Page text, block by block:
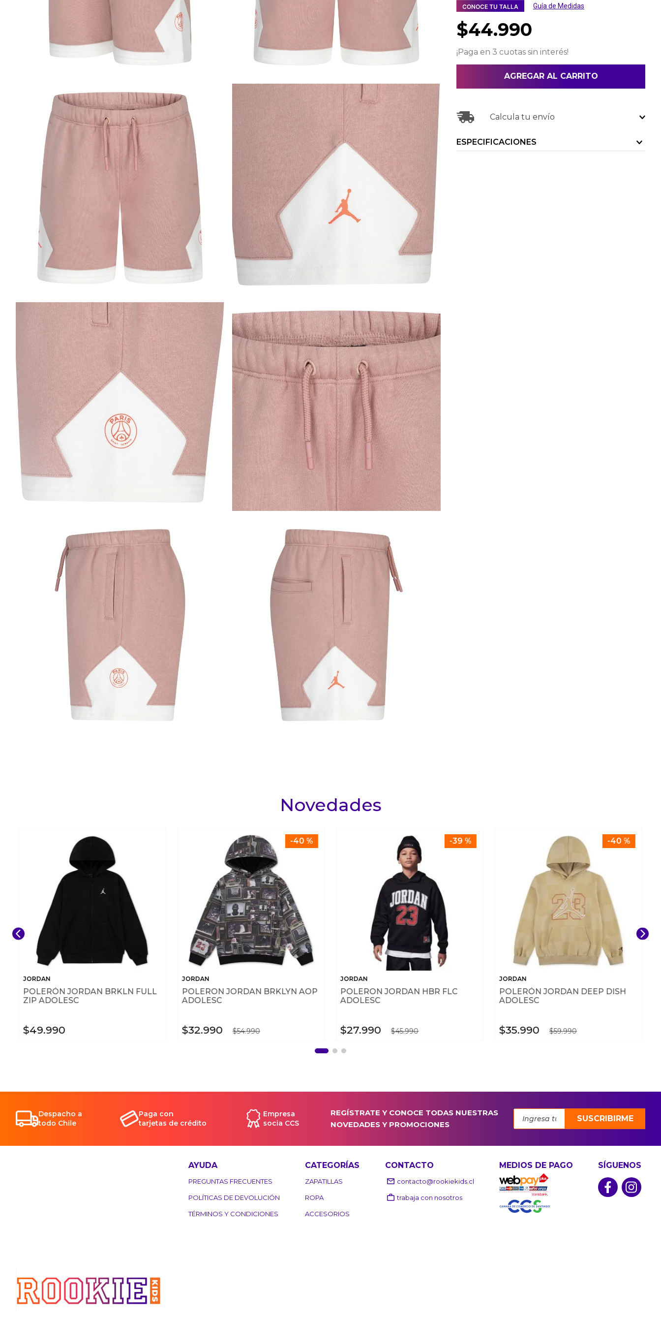
CONOCE TU TALLA Guía de Medidas
$44.990
¡Paga en 3 cuotas sin interés!
AGREGAR AL CARRITO
Calcula tu envío
ESPECIFICACIONES
Novedades
JORDAN
POLERÓN JORDAN BRKLN FULL
ZIP ADOLESC
$49.990
-40 %
JORDAN
POLERON JORDAN BRKLYN AOP
ADOLESC
$32.990 $54.990
-39 %
JORDAN
POLERON JORDAN HBR FLC
ADOLESC
$27.990 $45.990
-40 %
JORDAN
POLERÓN JORDAN DEEP DISH
ADOLESC
$35.990 $59.990
Despacho a
todo Chile
Paga con
tarjetas de crédito
Empresa
socia CCS
REGÍSTRATE Y CONOCE TODAS NUESTRAS
NOVEDADES Y PROMOCIONES
SUSCRIBIRME
AYUDA
PREGUNTAS FRECUENTES
POLÍTICAS DE DEVOLUCIÓN
TÉRMINOS Y CONDICIONES
CATEGORÍAS
ZAPATILLAS
ROPA
ACCESORIOS
CONTACTO
contacto@rookiekids.cl
trabaja con nosotros
MEDIOS DE PAGO SÍGUENOS
nike tech